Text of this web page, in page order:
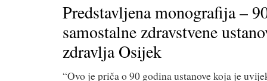
Predstavljena monografija –
samostalne zdravstvene
zdravlja Osijek
“Ovo je priča o 90 godina ustanove koja je